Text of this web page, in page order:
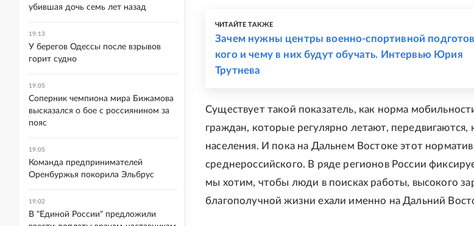
ЧИТАЙТЕ ТАКЖЕ
Зачем нужны центры военно-спортивной
кого и чему в них будут обучать. Интервью Юрия
Трутнева
Существует такой показатель, как норма
граждан, которые регулярно летают,
населения. И пока на Дальнем Востоке этот
среднероссийского. В ряде регионов России
мы хотим, чтобы люди в поисках работы, высокого
благополучной жизни ехали именно на Дальний
убившая дочь семь лет назад
19:13
У берегов Одессы после взрывов
горит судно
19:05
Соперник чемпиона мира Бижамова
высказался о бое с россиянином за
пояс
19:05
Команда предпринимателей
Оренбуржья покорила Эльбрус
19:02
В "Единой России" предложили